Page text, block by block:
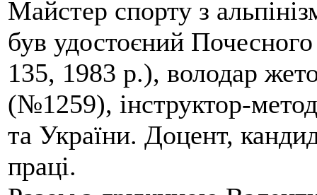
Майстер спорту з
був удостоєний
135, 1983 р.), володар
(№1259), інструктор-
та України. Доцент,
праці.